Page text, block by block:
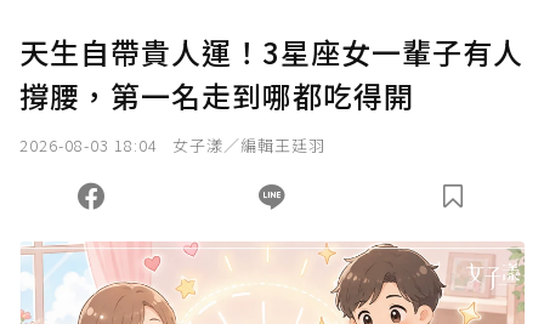
天生自帶貴人運！3星座女一輩子有人
撐腰，第一名走到哪都吃得開
2026-08-03 18:04 女子漾／編輯王廷羽